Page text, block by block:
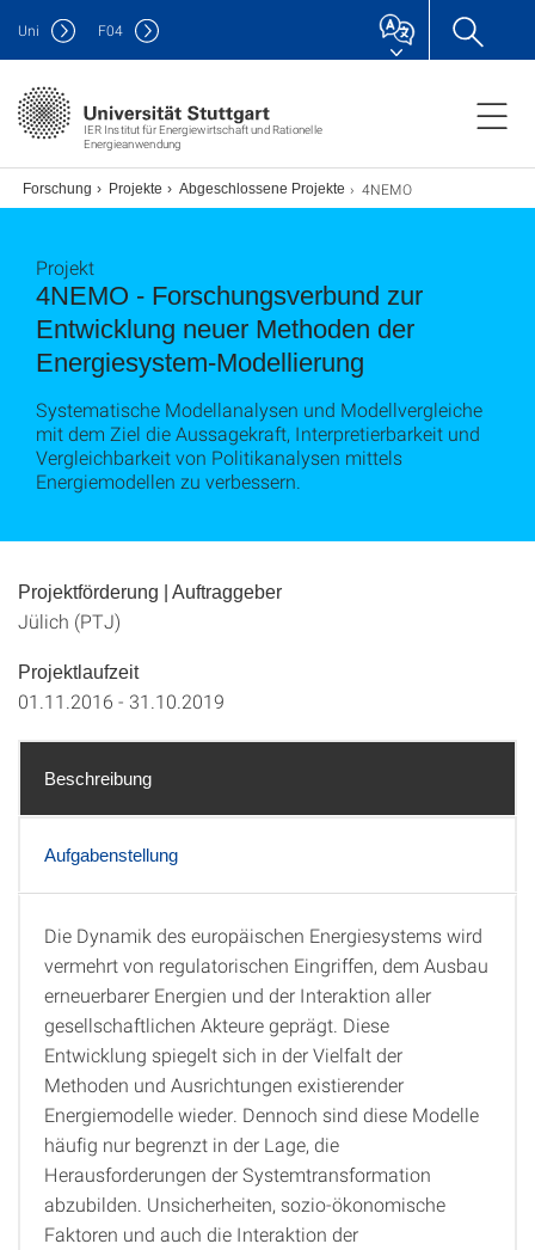
IER Institut für Energiewirtschaft und Rationelle
Energieanwendung
Uni F04
Forschung Projekte Abgeschlossene Projekte 4NEMO
4NEMO - Forschungsverbund zur
Entwicklung neuer Methoden der
Energiesystem-Modellierung
Projekt
Systematische Modellanalysen und Modellvergleiche
mit dem Ziel die Aussagekraft, Interpretierbarkeit und
Vergleichbarkeit von Politikanalysen mittels
Energiemodellen zu verbessern.
Projektförderung | Auftraggeber
Jülich (PTJ)
Projektlaufzeit
01.11.2016 - 31.10.2019
Beschreibung
Aufgabenstellung
Beschreibung
Die Dynamik des europäischen Energiesystems wird
vermehrt von regulatorischen Eingriffen, dem Ausbau
erneuerbarer Energien und der Interaktion aller
gesellschaftlichen Akteure geprägt. Diese
Entwicklung spiegelt sich in der Vielfalt der
Methoden und Ausrichtungen existierender
Energiemodelle wieder. Dennoch sind diese Modelle
häufig nur begrenzt in der Lage, die
Herausforderungen der Systemtransformation
abzubilden. Unsicherheiten, sozio-ökonomische
Faktoren und auch die Interaktion der